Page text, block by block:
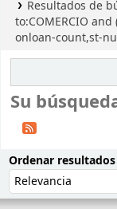
Resultados de
to:COMERCIO
onloan-count,st-
Su
Ordenar